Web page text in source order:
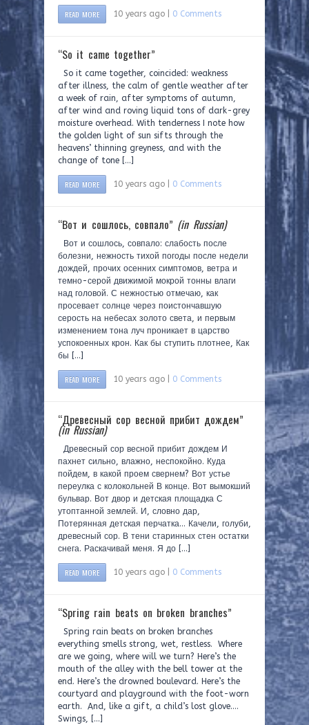
READ MORE 10 years ago | 0 Comments
“So it came together”
So it came together, coincided: weakness
after illness, the calm of gentle weather after
a week of rain, after symptoms of autumn,
after wind and roving liquid tons of dark-grey
moisture overhead. With tenderness I note how
the golden light of sun sifts through the
heavens’ thinning greyness, and with the
change of tone […]
READ MORE 10 years ago | 0 Comments
“Вот и сошлось, совпало” (in Russian)
Вот и сошлось, совпало: слабость после
болезни, нежность тихой погоды после недели
дождей, прочих осенних симптомов, ветра и
темно-серой движимой мокрой тонны влаги
над головой. С нежностью отмечаю, как
просевает солнце через поистончавшую
серость на небесах золото света, и первым
изменением тона луч проникает в царство
успокоенных крон. Как бы ступить плотнее, Как
бы […]
READ MORE 10 years ago | 0 Comments
“Древесный сор весной прибит дождем”
(in Russian)
Древесный сор весной прибит дождем И
пахнет сильно, влажно, неспокойно. Куда
пойдем, в какой проем свернем? Вот устье
переулка с колокольней В конце. Вот вымокший
бульвар. Вот двор и детская площадка С
утоптанной землей. И, словно дар,
Потерянная детская перчатка… Качели, голуби,
древесный сор. В тени старинных стен остатки
снега. Раскачивай меня. Я до […]
READ MORE 10 years ago | 0 Comments
“Spring rain beats on broken branches”
Spring rain beats on broken branches
everything smells strong, wet, restless. Where
are we going, where will we turn? Here’s the
mouth of the alley with the bell tower at the
end. Here’s the drowned boulevard. Here’s the
courtyard and playground with the foot-worn
earth. And, like a gift, a child’s lost glove….
Swings, […]